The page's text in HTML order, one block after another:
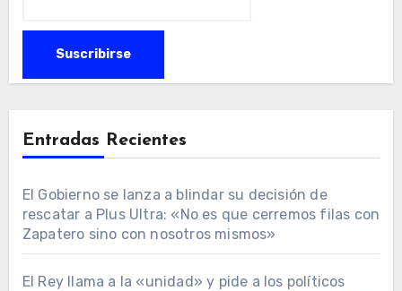
Entradas Recientes
El Gobierno se lanza a blindar su decisión de
rescatar a Plus Ultra: «No es que cerremos filas con
Zapatero sino con nosotros mismos»
El Rey llama a la «unidad» y pide a los políticos